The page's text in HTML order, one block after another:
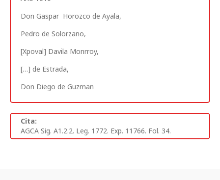
Don Gaspar Horozco de Ayala,
Pedro de Solorzano,
[Xpoval] Davila Monrroy,
[…] de Estrada,
Don Diego de Guzman
Cita:
AGCA Sig. A1.2.2. Leg. 1772. Exp. 11766. Fol. 34.